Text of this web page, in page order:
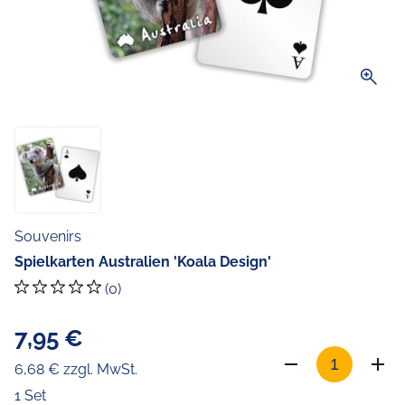
zoom_in
Souvenirs
Spielkarten Australien 'Koala Design'
(0)
7,95 €
6,68 € zzgl. MwSt.
1 Set